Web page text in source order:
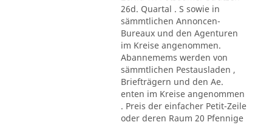
26d. Quartal . S sowie in
sämmtlichen Annoncen-
Bureaux und den Agenturen
im Kreise angenommen.
Abannemems werden von
sämmtlichen Pestausladen ,
Briefträgern und den Ae.
enten im Kreise angenommen
. Preis der einfacher Petit-Zeile
oder deren Raum 20 Pfennige